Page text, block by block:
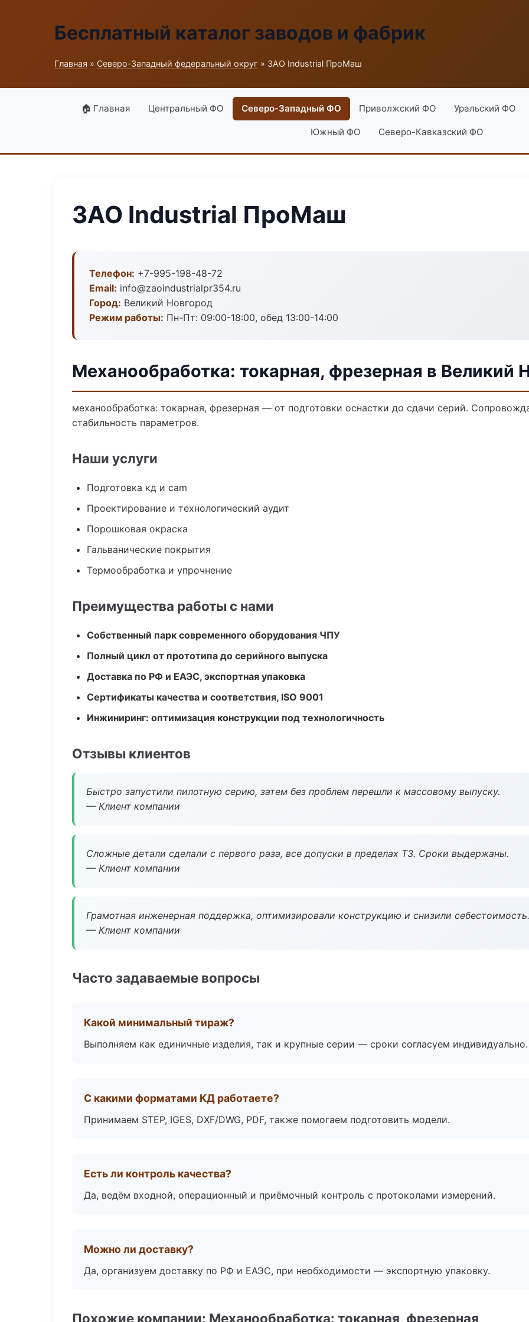
Бесплатный каталог заводов и фабрик
Главная » Северо-Западный федеральный округ » ЗАО Industrial ПроМаш
🏠 Главная Центральный ФО Северо-Западный ФО Приволжский ФО Уральский ФО
Южный ФО Северо-Кавказский ФО
ЗАО Industrial ПроМаш
Телефон: +7-995-198-48-72
Email: info@zaoindustrialpr354.ru
Город: Великий Новгород
Режим работы: Пн-Пт: 09:00-18:00, обед 13:00-14:00
Механообработка: токарная, фрезерная в Великий
механообработка: токарная, фрезерная — от подготовки оснастки до сдачи серий.
стабильность параметров.
Наши услуги
Подготовка кд и cam
Проектирование и технологический аудит
Порошковая окраска
Гальванические покрытия
Термообработка и упрочнение
Преимущества работы с нами
Собственный парк современного оборудования ЧПУ
Полный цикл от прототипа до серийного выпуска
Доставка по РФ и ЕАЭС, экспортная упаковка
Сертификаты качества и соответствия, ISO 9001
Инжиниринг: оптимизация конструкции под технологичность
Отзывы клиентов
Быстро запустили пилотную серию, затем без проблем перешли к массовому выпуску.
— Клиент компании
Сложные детали сделали с первого раза, все допуски в пределах ТЗ. Сроки выдержаны.
— Клиент компании
Грамотная инженерная поддержка, оптимизировали конструкцию и снизили себестоимость.
— Клиент компании
Часто задаваемые вопросы
Какой минимальный тираж?
Выполняем как единичные изделия, так и крупные серии — сроки согласуем индивидуально.
С какими форматами КД работаете?
Принимаем STEP, IGES, DXF/DWG, PDF, также помогаем подготовить модели.
Есть ли контроль качества?
Да, ведём входной, операционный и приёмочный контроль с протоколами измерений.
Можно ли доставку?
Да, организуем доставку по РФ и ЕАЭС, при необходимости — экспортную упаковку.
Похожие компании: Механообработка: токарная, фрезерная